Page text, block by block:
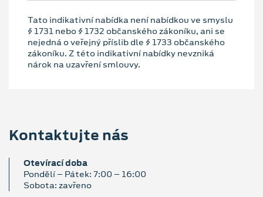
Tato indikativní nabídka není nabídkou ve smyslu
§ 1731 nebo § 1732 občanského zákoníku, ani se
nejedná o veřejný příslib dle § 1733 občanského
zákoníku. Z této indikativní nabídky nevzniká
nárok na uzavření smlouvy.
Kontaktujte nás
Otevírací doba
Pondělí – Pátek: 7:00 – 16:00
Sobota: zavřeno